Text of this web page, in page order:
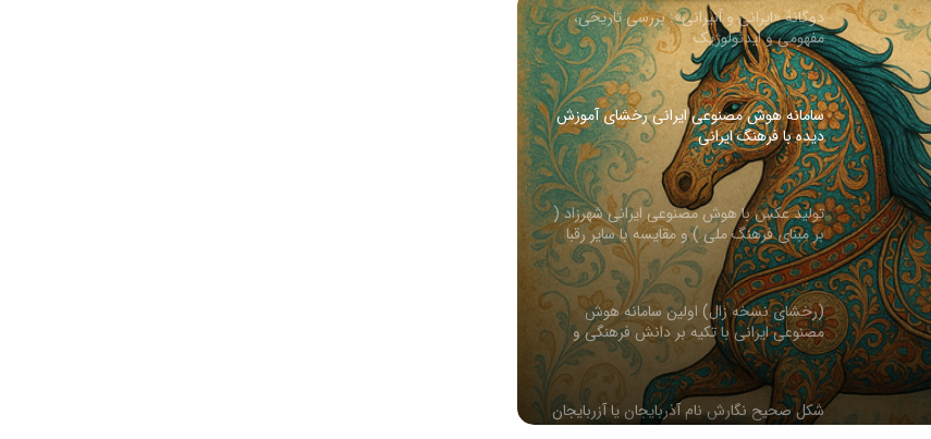
دوگانهٔ «ایرانی و اَنیرانی»: بررسی تاریخی،
مفهومی و ایدئولوژیک
سامانه هوش مصنوعی ایرانی رخشای آموزش
دیده با فرهنگ ایرانی
تولید عکس با هوش مصنوعی ایرانی شهرزاد (
بر مبنای فرهنگ ملی ) و مقایسه با سایر رقبا
(رخشای نسخه زال) اولین سامانه هوش
مصنوعی ایرانی با تکیه بر دانش فرهنگی و
ملی ایرانیان
شکل صحیح نگارش نام آذربایجان یا آزربایجان